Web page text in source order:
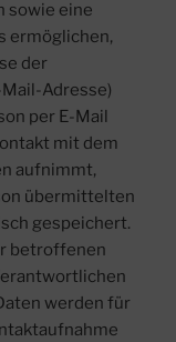
sowie eine
ermöglichen,
der
Adresse)
per E-Mail
mit dem
aufnimmt,
übermittelten
gespeichert.
betroffenen
werden für